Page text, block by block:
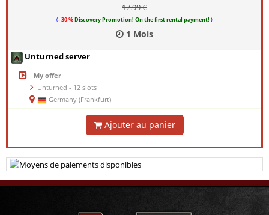
17.99 €
(- 30 %Discovery Promotion! On the first rental payment! )
1 Mois
Unturned server
My offer
Unturned - 12 slots
Germany (Frankfurt)
Ajouter au panier